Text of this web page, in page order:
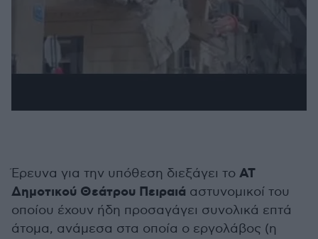
Έρευνα για την υπόθεση διεξάγει το ΑΤ
Δημοτικού Θεάτρου Πειραιά αστυνομικοί του
οποίου έχουν ήδη προσαγάγει συνολικά επτά
άτομα, ανάμεσα στα οποία ο εργολάβος (η